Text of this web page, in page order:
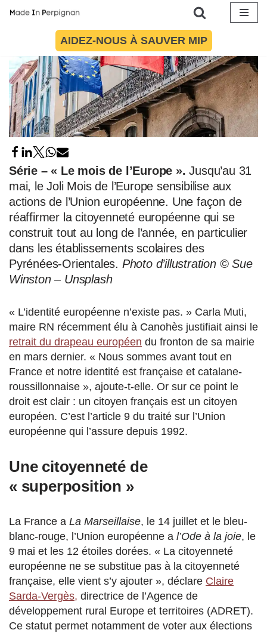
contenu
AIDEZ-NOUS À SAUVER MIP
Série – « Le mois de l’Europe ». Jusqu’au 31
mai, le Joli Mois de l’Europe sensibilise aux
actions de l’Union européenne. Une façon de
réaffirmer la citoyenneté européenne qui se
construit tout au long de l’année, en particulier
dans les établissements scolaires des
Pyrénées-Orientales. Photo d’illustration © Sue
Winston – Unsplash
« L’identité européenne n’existe pas. » Carla Muti,
maire RN récemment élu à Canohès justifiait ainsi le
retrait du drapeau européen du fronton de sa mairie
en mars dernier. « Nous sommes avant tout en
France et notre identité est française et catalane-
roussillonnaise », ajoute-t-elle. Or sur ce point le
droit est clair : un citoyen français est un citoyen
européen. C’est l’article 9 du traité sur l’Union
européenne qui l’assure depuis 1992.
Une citoyenneté de
« superposition »
La France a La Marseillaise, le 14 juillet et le bleu-
blanc-rouge, l’Union européenne a l’Ode à la joie, le
9 mai et les 12 étoiles dorées. « La citoyenneté
européenne ne se substitue pas à la citoyenneté
française, elle vient s’y ajouter », déclare Claire
Sarda-Vergès, directrice de l’Agence de
développement rural Europe et territoires (ADRET).
Ce statut permet notamment de voter aux élections